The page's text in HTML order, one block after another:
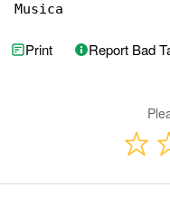
Musica
Print Report Bad